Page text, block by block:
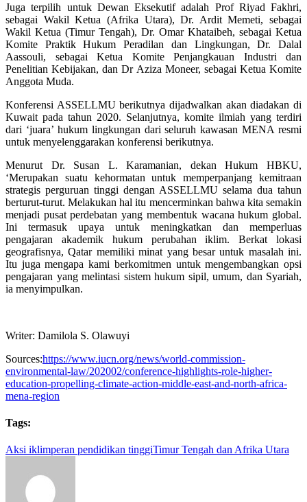
Juga terpilih untuk Dewan Eksekutif adalah Prof Riyad Fakhri,
sebagai Wakil Ketua (Afrika Utara), Dr. Ardit Memeti, sebagai
Wakil Ketua (Timur Tengah), Dr. Omar Khataibeh, sebagai Ketua
Komite Praktik Hukum Peradilan dan Lingkungan, Dr. Dalal
Aassouli, sebagai Ketua Komite Penjangkauan Industri dan
Penelitian Kebijakan, dan Dr Aziza Moneer, sebagai Ketua Komite
Anggota Muda.
Konferensi ASSELLMU berikutnya dijadwalkan akan diadakan di
Kuwait pada tahun 2020. Selanjutnya, komite ilmiah yang terdiri
dari ‘juara’ hukum lingkungan dari seluruh kawasan MENA resmi
untuk menyelenggarakan konferensi berikutnya.
Menurut Dr. Susan L. Karamanian, dekan Hukum HBKU,
‘Merupakan suatu kehormatan untuk memperpanjang kemitraan
strategis perguruan tinggi dengan ASSELLMU selama dua tahun
berturut-turut. Melakukan hal itu mencerminkan bahwa kita semakin
menjadi pusat perdebatan yang membentuk wacana hukum global.
Ini termasuk upaya untuk meningkatkan dan memperluas
pengajaran akademik hukum perubahan iklim. Berkat lokasi
geografisnya, Qatar memiliki minat yang besar untuk masalah ini.
Itu juga mengapa kami berkomitmen untuk mengembangkan opsi
pengajaran yang melintasi sistem hukum sipil, umum, dan Syariah,
ia menyimpulkan.
Writer: Damilola S. Olawuyi
Sources:https://www.iucn.org/news/world-commission-
environmental-law/202002/conference-highlights-role-higher-
education-propelling-climate-action-middle-east-and-north-africa-
mena-region
Tags:
Aksi iklimperan pendidikan tinggiTimur Tengah dan Afrika Utara